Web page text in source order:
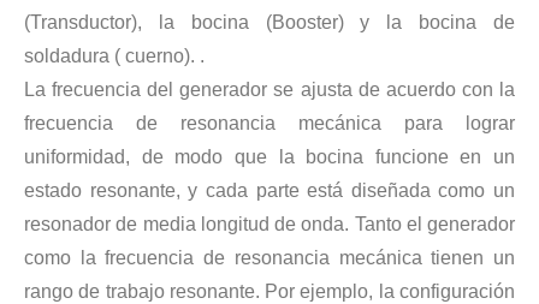
(Transductor), la bocina (Booster) y la bocina de
soldadura ( cuerno). .
La frecuencia del generador se ajusta de acuerdo con la
frecuencia de resonancia mecánica para lograr
uniformidad, de modo que la bocina funcione en un
estado resonante, y cada parte está diseñada como un
resonador de media longitud de onda. Tanto el generador
como la frecuencia de resonancia mecánica tienen un
rango de trabajo resonante. Por ejemplo, la configuración